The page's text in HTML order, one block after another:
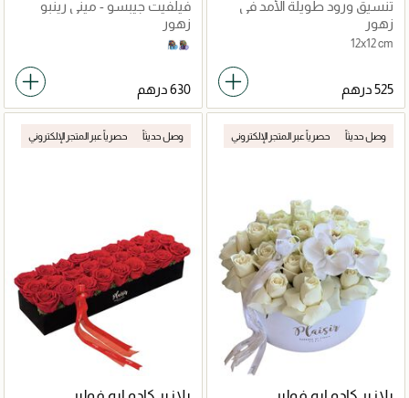
تنسيق ورود طويلة الأمد في
مخمل صغير
زهور
12x12 cm
فيلفيت جيبسو - ميني رينبو
زهور
Lilac
Sky Blue
وصل حديثاً حصرياً عبر المتجر الإلكتروني وصل حديثاً حصرياً عبر المتجر الإلكتروني